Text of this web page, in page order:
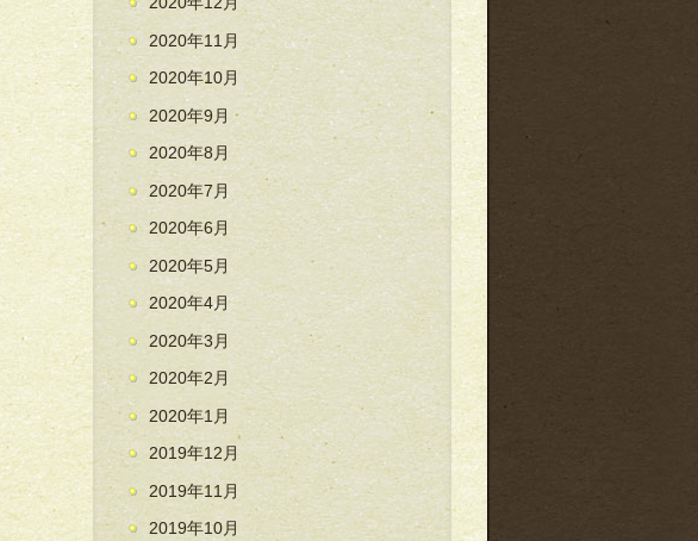
2020年11月
2020年10月
2020年9月
2020年8月
2020年7月
2020年6月
2020年5月
2020年4月
2020年3月
2020年2月
2020年1月
2019年12月
2019年11月
2019年10月